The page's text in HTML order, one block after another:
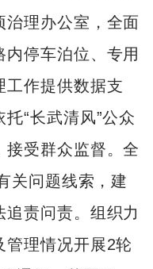
治理办公室，全面
停车泊位、专用
工作提供数据支
“长武清风”公众
接受群众监督。全
关问题线索，建
责问责。组织力
管理情况开展2轮